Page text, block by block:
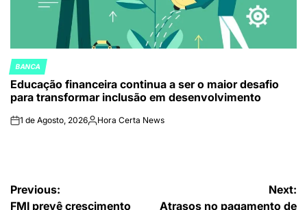
POSTED
IN
BANCA
Educação financeira continua a ser o maior desafio
para transformar inclusão em desenvolvimento
on1 de Agosto, 2026Publicado
Hora Certa News
Navegação
Previous:
FMI prevê crescimento
Next:
Atrasos no pagamento de